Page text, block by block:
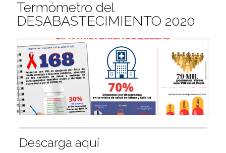
Termómetro del
DESABASTECIMIENTO 2020
Descarga aquí